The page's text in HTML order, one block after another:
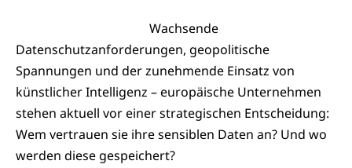
Wachsende
Datenschutzanforderungen, geopolitische
Spannungen und der zunehmende Einsatz von
künstlicher Intelligenz – europäische Unternehmen
stehen aktuell vor einer strategischen Entscheidung:
Wem vertrauen sie ihre sensiblen Daten an? Und wo
werden diese gespeichert?